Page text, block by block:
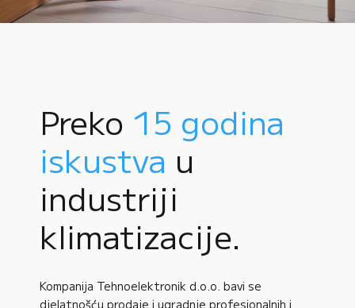
Preko 15 godina
iskustva u
industriji
klimatizacije.
Kompanija Tehnoelektronik d.o.o. bavi se
djelatnošću prodaje i ugradnje profesionalnih i